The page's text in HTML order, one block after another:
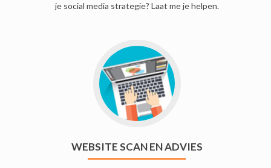
je social media strategie? Laat me je helpen.
WEBSITE SCAN EN ADVIES